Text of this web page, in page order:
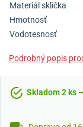
Materiál sklíčka
Hmotnosť
Vodotesnosť
Podrobný popis
Skladom 2 ks